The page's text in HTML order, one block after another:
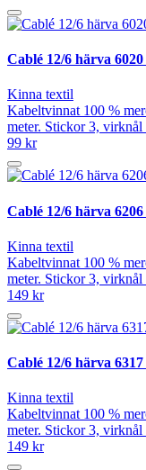
Cablé 12/6 härva
Kinna textil
Kabeltvinnat 100 %
meter. Stickor 3,
99 kr
Cablé 12/6 härva
Kinna textil
Kabeltvinnat 100 %
meter. Stickor 3,
149 kr
Cablé 12/6 härva
Kinna textil
Kabeltvinnat 100 %
meter. Stickor 3,
149 kr